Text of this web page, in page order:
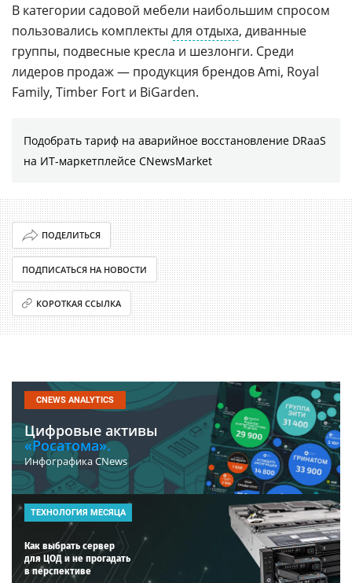
В категории садовой мебели наибольшим спросом
пользовались комплекты для отдыха, диванные
группы, подвесные кресла и шезлонги. Среди
лидеров продаж — продукция брендов Ami, Royal
Family, Timber Fort и BiGarden.
Подобрать тариф на аварийное восстановление DRaaS
на ИТ-маркетплейсе CNewsMarket
ПОДЕЛИТЬСЯ
ПОДПИСАТЬСЯ НА НОВОСТИ
КОРОТКАЯ ССЫЛКА
CNEWS ANALYTICS
Цифровые активы
«Росатома».
Инфографика CNews
ТЕХНОЛОГИЯ МЕСЯЦА
Как выбрать сервер
для ЦОД и не прогадать
в перспективе